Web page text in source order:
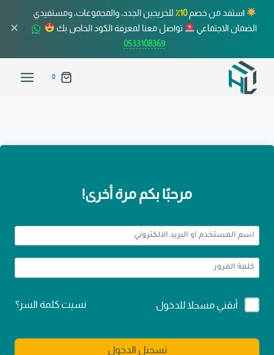
استفد من خصم10٪
للخريجين الجدد، والمجموعات، ومستفيدي
الضمان الاجتماعي
تواصل معنا لمعرفة الكود الخاص بك
0533108369
✕
0
مرحبًا بكم مرة أخرى!
Alternative:
أبقني مسجلا للدخول نسيت كلمة السر؟
تسجيل الدخول